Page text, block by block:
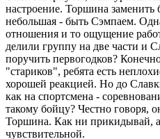
настроение. Торшина заменить
небольшая - быть Сэмпаем.
отношения и то ощущение
делили группу на две части и
поручить первогодков?
"стариков", ребята есть
хорошей реакцией. Но до
как на спортсмена -
такому бойцу? Честно говоря,
Торшина. Как ни прикидывай, а
чувствительной.